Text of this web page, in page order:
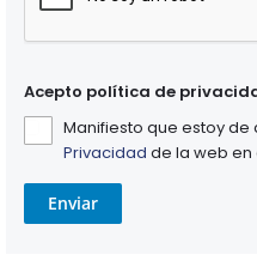
Acepto política de
Manifiesto que estoy de
Privacidad de la web
Enviar